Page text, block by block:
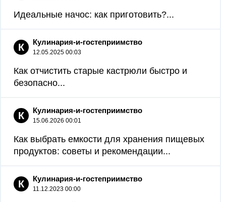
Идеальные начос: как приготовить?...
К Кулинария-и-гостеприимство
12.05.2025 00:03
Как отчистить старые кастрюли быстро и
безопасно...
К Кулинария-и-гостеприимство
15.06.2026 00:01
Как выбрать емкости для хранения пищевых
продуктов: советы и рекомендации...
К Кулинария-и-гостеприимство
11.12.2023 00:00